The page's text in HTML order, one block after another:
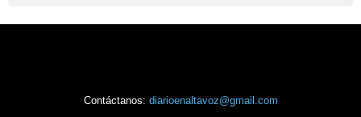
Contáctanos: diarioenaltavoz@gmail.com